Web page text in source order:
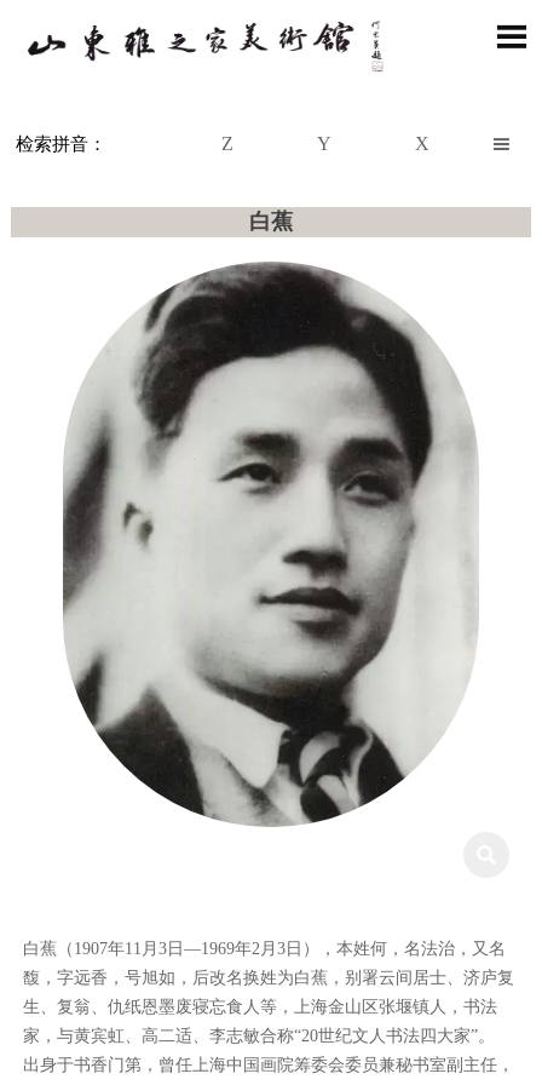

检索拼音： Z Y X 
白蕉
白蕉（1907年11月3日—1969年2月3日），本姓何，名法治，又名
馥，字远香，号旭如，后改名换姓为白蕉，别署云间居士、济庐复
生、复翁、仇纸恩墨废寝忘食人等，上海金山区张堰镇人，书法
家，与黄宾虹、高二适、李志敏合称“20世纪文人书法四大家”。
出身于书香门第，曾任上海中国画院筹委会委员兼秘书室副主任，